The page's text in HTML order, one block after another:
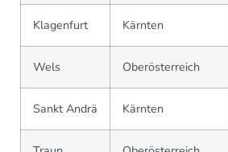
Klagenfurt Kärnten
Wels Oberösterreich
Sankt Andrä Kärnten